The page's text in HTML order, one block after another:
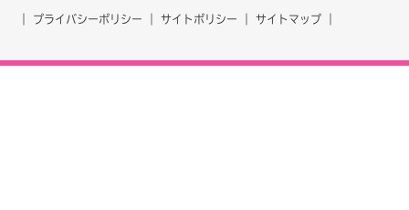
プライバシーポリシー サイトポリシー サイトマップ